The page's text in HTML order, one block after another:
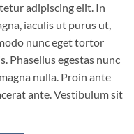
adipiscing elit. In
iaculis ut purus ut,
nunc eget tortor
Phasellus egestas nunc
nulla. Proin ante
ante. Vestibulum sit